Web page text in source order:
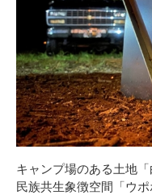
キャンプ場のある土地
民族共生象徴空間「ウポ